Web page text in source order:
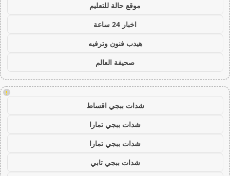
موقع حالة للتعليم
اخبار 24 ساعة
هيدب فنون وترفيه
صحيفة العالم
!
شدات ببجي اقساط
شدات ببجي تمارا
شدات ببجي تمارا
شدات ببجي تابي